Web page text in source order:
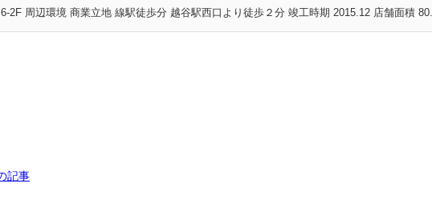
2F 周辺環境 商業立地 線駅徒歩分 越谷駅西口より徒歩２分 竣工時期 2015.12 店舗面積
記事